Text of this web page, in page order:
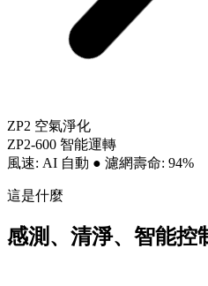
ZP2 空氣淨化
ZP2-600 智能運轉
風速: AI 自動 ● 濾網壽命: 94%
這是什麼
感測、清淨、智能控